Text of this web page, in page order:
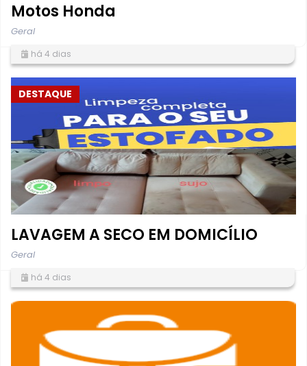
Motos Honda
Geral
há 4 dias
DESTAQUE
LAVAGEM A SECO EM DOMICÍLIO
Geral
há 4 dias